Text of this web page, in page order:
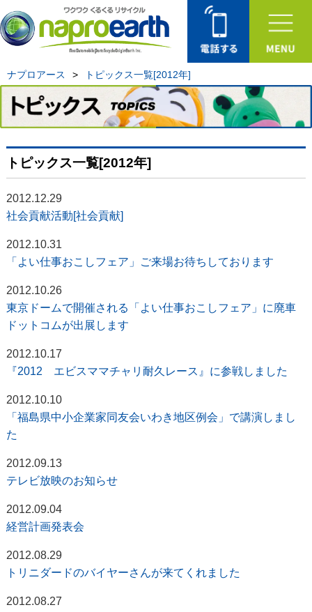
ナプロアース > トピックス一覧[2012年]
トピックス一覧[2012年]
2012.12.29
社会貢献活動[社会貢献]
2012.10.31
「よい仕事おこしフェア」ご来場お待ちしております
2012.10.26
東京ドームで開催される「よい仕事おこしフェア」に廃車
ドットコムが出展します
2012.10.17
『2012 エビスママチャリ耐久レース』に参戦しました
2012.10.10
「福島県中小企業家同友会いわき地区例会」で講演しまし
た
2012.09.13
テレビ放映のお知らせ
2012.09.04
経営計画発表会
2012.08.29
トリニダードのバイヤーさんが来てくれました
2012.08.27